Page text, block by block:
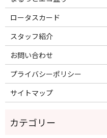
ロータスカード
スタッフ紹介
お問い合わせ
プライバシーポリシー
サイトマップ